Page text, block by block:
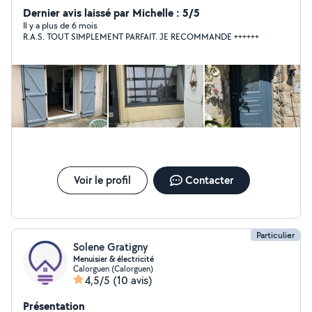
Dernier avis laissé par Michelle : 5/5
Il y a plus de 6 mois
R.A.S. TOUT SIMPLEMENT PARFAIT. JE RECOMMANDE ++++++
Voir le profil Contacter
Particulier
Solene Gratigny
Menuisier & électricité
Calorguen (Calorguen)
4,5/5 (10 avis)
Présentation